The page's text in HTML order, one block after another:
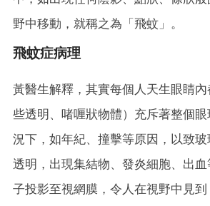
野中移動，就稱之為「飛蚊」。
飛蚊症病理
黃醫生解釋，其實每個人天生眼睛
些透明、啫喱狀物體）充斥著整個
況下，如年紀、撞擊等原因，以致
透明，出現集結物、發炎細胞、出
子投影至視網膜，令人在視野中見到